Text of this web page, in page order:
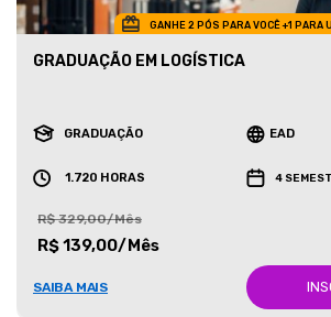
GANHE 2 PÓS PARA VOCÊ +1 PARA
GRADUAÇÃO EM LOGÍSTICA
GRADUAÇÃO EAD
1.720 HORAS 4
R$ 329,00/Mês
R$ 139,00/Mês
SAIBA MAIS